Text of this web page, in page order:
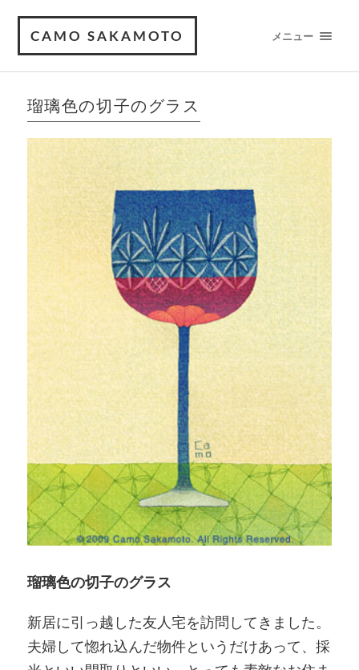
CAMO SAKAMOTO メニュー
瑠璃色の切子のグラス
瑠璃色の切子のグラス
新居に引っ越した友人宅を訪問してきました。
夫婦して惚れ込んだ物件というだけあって、採